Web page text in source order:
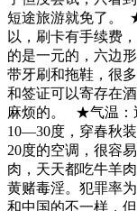
短途旅游就免了。
以，刷卡有手续费
的是一元的，六边
带牙刷和拖鞋，很
和签证可以寄存在
麻烦的。 ★气温：
10—30度，穿春秋
20度的空调，很容
肉，天天都吃牛羊
黄赌毒淫。犯罪率
和中国的不一样，